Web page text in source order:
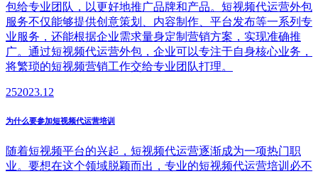
包给专业团队，以更好地推广品牌和产品。短视频代运营外包
服务不仅能够提供创意策划、内容制作、平台发布等一系列专
业服务，还能根据企业需求量身定制营销方案，实现准确推
广。通过短视频代运营外包，企业可以专注于自身核心业务，
将繁琐的短视频营销工作交给专业团队打理。
252023.12
为什么要参加短视频代运营培训
随着短视频平台的兴起，短视频代运营逐渐成为一项热门职
业。要想在这个领域脱颖而出，专业的短视频代运营培训必不